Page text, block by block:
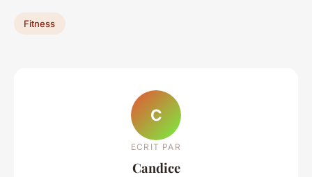
Fitness
C
ECRIT PAR
Candice